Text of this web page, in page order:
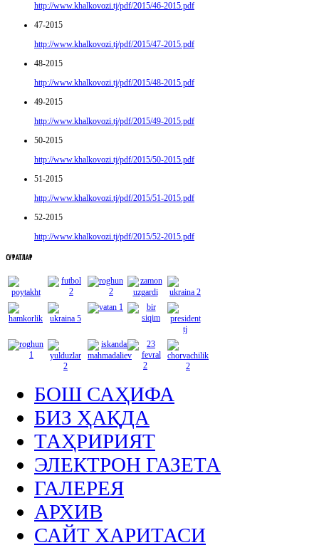
http://www.khalkovozi.tj/pdf/2015/46-2015.pdf
47-2015
http://www.khalkovozi.tj/pdf/2015/47-2015.pdf
48-2015
http://www.khalkovozi.tj/pdf/2015/48-2015.pdf
49-2015
http://www.khalkovozi.tj/pdf/2015/49-2015.pdf
50-2015
http://www.khalkovozi.tj/pdf/2015/50-2015.pdf
51-2015
http://www.khalkovozi.tj/pdf/2015/51-2015.pdf
52-2015
http://www.khalkovozi.tj/pdf/2015/52-2015.pdf
СУРАТЛАР
БОШ САҲИФА
БИЗ ҲАҚДА
ТАҲРИРИЯТ
ЭЛЕКТРОН ГАЗЕТА
ГАЛЕРЕЯ
АРХИВ
САЙТ ХАРИТАСИ